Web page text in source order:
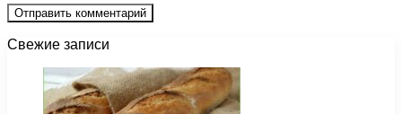
Свежие записи